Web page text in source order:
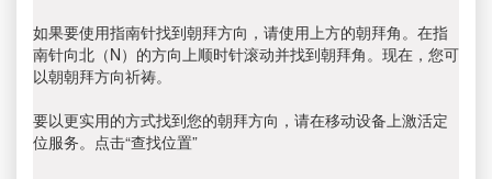
如果要使用指南针找到朝拜方向，请使用上方的朝拜角。在指
南针向北（N）的方向上顺时针滚动并找到朝拜角。现在，您可
以朝朝拜方向祈祷。
要以更实用的方式找到您的朝拜方向，请在移动设备上激活定
位服务。点击“查找位置”